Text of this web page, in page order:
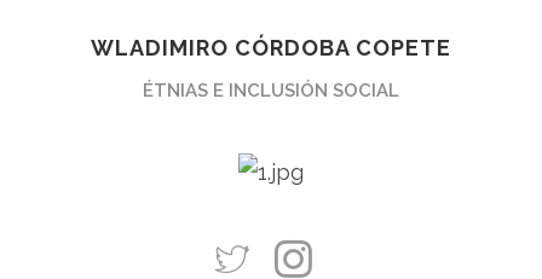
WLADIMIRO CÓRDOBA COPETE
ÉTNIAS E INCLUSIÓN SOCIAL